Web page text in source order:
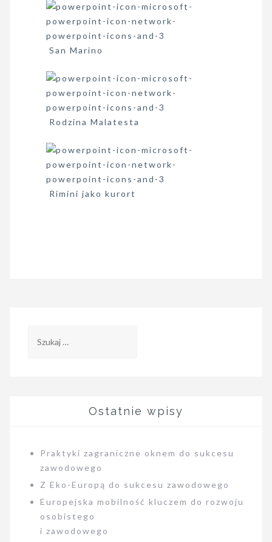
San Marino
Rodzina Malatesta
Rimini jako kurort
Ostatnie wpisy
Praktyki zagraniczne oknem do sukcesu
zawodowego
Z Eko-Europą do sukcesu zawodowego
Europejska mobilność kluczem do rozwoju
osobistego
i zawodowego